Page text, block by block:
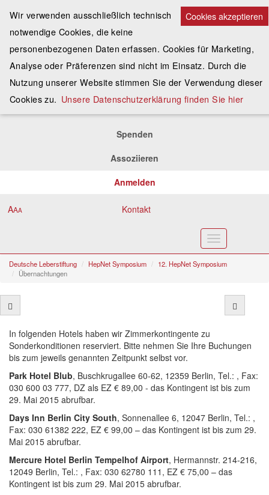
Spenden
Assoziieren
Anmelden
AAA Kontakt
Toggle
navigation
Deutsche Leberstiftung HepNet Symposium
12. HepNet Symposium
Übernachtungen
In folgenden Hotels haben wir Zimmerkontingente zu
Sonderkonditionen reserviert. Bitte nehmen Sie Ihre Buchungen
bis zum jeweils genannten Zeitpunkt selbst vor.
Park Hotel Blub, Buschkrugallee 60-62, 12359 Berlin, Tel.: , Fax:
030 600 03 777, DZ als EZ € 89,00 - das Kontingent ist bis zum
29. Mai 2015 abrufbar.
Days Inn Berlin City South, Sonnenallee 6, 12047 Berlin, Tel.: ,
Fax: 030 61382 222, EZ € 99,00 – das Kontingent ist bis zum 29.
Mai 2015 abrufbar.
Mercure Hotel Berlin Tempelhof Airport, Hermannstr. 214-216,
12049 Berlin, Tel.: , Fax: 030 62780 111, EZ € 75,00 – das
Kontingent ist bis zum 29. Mai 2015 abrufbar.
Cookies akzeptieren
Wir verwenden ausschließlich technisch
notwendige Cookies, die keine
personenbezogenen Daten erfassen. Cookies für Marketing,
Analyse oder Präferenzen sind nicht im Einsatz. Durch die
Nutzung unserer Website stimmen Sie der Verwendung dieser
Cookies zu. Unsere Datenschutzerklärung finden Sie hier